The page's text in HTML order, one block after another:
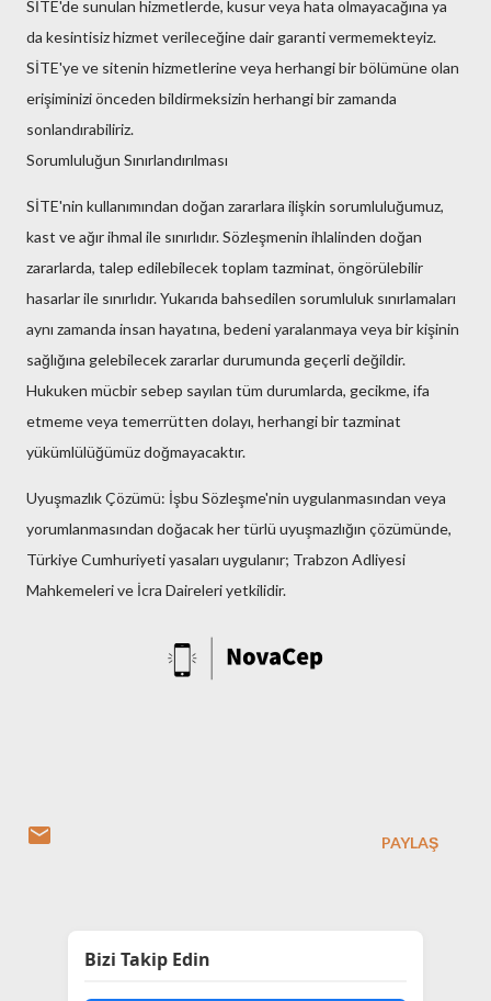
SİTE'de sunulan hizmetlerde, kusur veya hata olmayacağına ya
da kesintisiz hizmet verileceğine dair garanti vermemekteyiz.
SİTE'ye ve sitenin hizmetlerine veya herhangi bir bölümüne olan
erişiminizi önceden bildirmeksizin herhangi bir zamanda
sonlandırabiliriz.
Sorumluluğun Sınırlandırılması
SİTE'nin kullanımından doğan zararlara ilişkin sorumluluğumuz,
kast ve ağır ihmal ile sınırlıdır. Sözleşmenin ihlalinden doğan
zararlarda, talep edilebilecek toplam tazminat, öngörülebilir
hasarlar ile sınırlıdır. Yukarıda bahsedilen sorumluluk sınırlamaları
aynı zamanda insan hayatına, bedeni yaralanmaya veya bir kişinin
sağlığına gelebilecek zararlar durumunda geçerli değildir.
Hukuken mücbir sebep sayılan tüm durumlarda, gecikme, ifa
etmeme veya temerrütten dolayı, herhangi bir tazminat
yükümlülüğümüz doğmayacaktır.
Uyuşmazlık Çözümü: İşbu Sözleşme'nin uygulanmasından veya
yorumlanmasından doğacak her türlü uyuşmazlığın çözümünde,
Türkiye Cumhuriyeti yasaları uygulanır; Trabzon Adliyesi
Mahkemeleri ve İcra Daireleri yetkilidir.
PAYLAŞ
Bizi Takip Edin